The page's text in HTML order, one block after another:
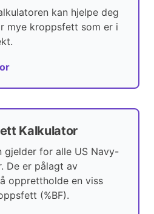
kan hjelpe deg
mye kroppsfett som er i
Kalkulator
gjelder for alle US Navy-
De er pålagt av
opprettholde en viss
(%BF).